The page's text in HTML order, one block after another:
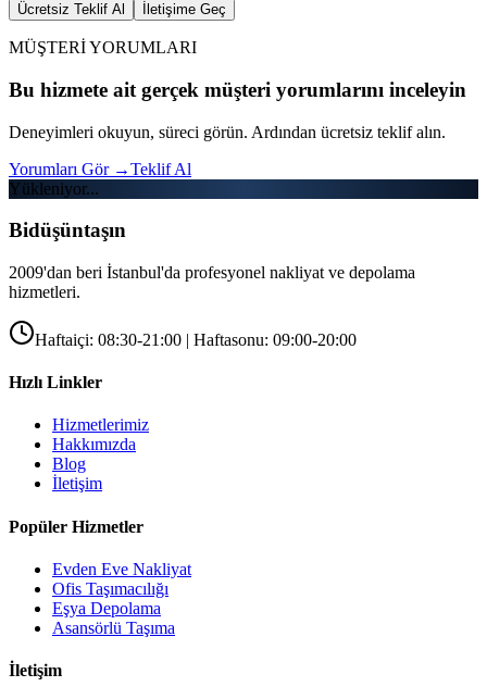
Ücretsiz Teklif Al İletişime Geç
MÜŞTERİ YORUMLARI
Bu hizmete ait gerçek müşteri yorumlarını inceleyin
Deneyimleri okuyun, süreci görün. Ardından ücretsiz teklif alın.
Yorumları Gör →Teklif Al
Yükleniyor...
Bidüşüntaşın
2009'dan beri İstanbul'da profesyonel nakliyat ve depolama
hizmetleri.
Haftaiçi: 08:30-21:00 | Haftasonu: 09:00-20:00
Hızlı Linkler
Hizmetlerimiz
Hakkımızda
Blog
İletişim
Popüler Hizmetler
Evden Eve Nakliyat
Ofis Taşımacılığı
Eşya Depolama
Asansörlü Taşıma
İletişim